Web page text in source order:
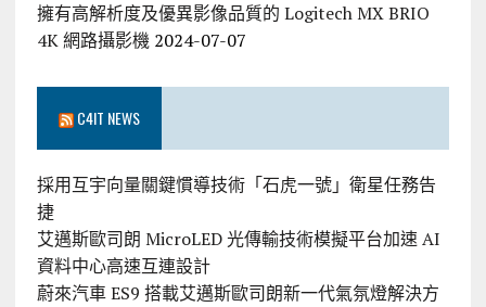
擁有高解析度及優異影像品質的 Logitech MX BRIO
4K 網路攝影機 2024-07-07
C4IT NEWS
採用互宇向量關鍵慣導技術「石虎一號」衛星任務告
捷
艾邁斯歐司朗 MicroLED 光傳輸技術模擬平台加速 AI
資料中心高速互連設計
蔚來汽車 ES9 搭載艾邁斯歐司朗新一代氣氛燈解決方